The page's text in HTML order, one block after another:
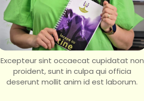
Excepteur sint occaecat cupidatat non
proident, sunt in culpa qui officia
deserunt mollit anim id est laborum.